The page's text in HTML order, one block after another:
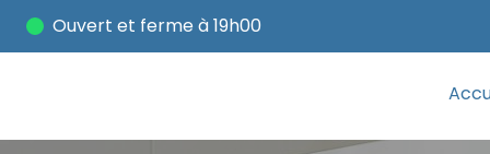
Ouvert et ferme à 19h00